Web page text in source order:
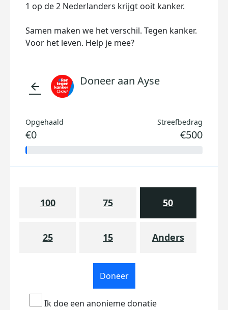
1 op de 2 Nederlanders krijgt ooit kanker.
Samen maken we het verschil. Tegen kanker.
Voor het leven. Help je mee?
arrow_back Doneer aan Ayse
Opgehaald
€0
Streefbedrag
€500
100 75 50
25 15 Anders
Doneer
Ik doe een anonieme donatie